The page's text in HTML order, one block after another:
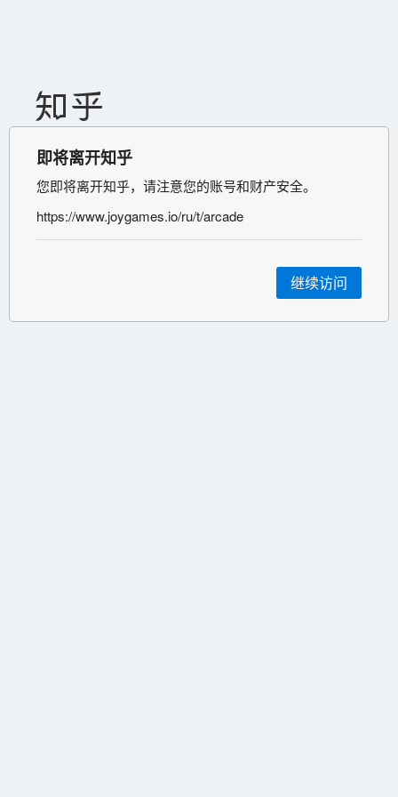
即将离开知乎
您即将离开知乎，请注意您的账号和财产安全。
https://www.joygames.io/ru/t/arcade
继续访问